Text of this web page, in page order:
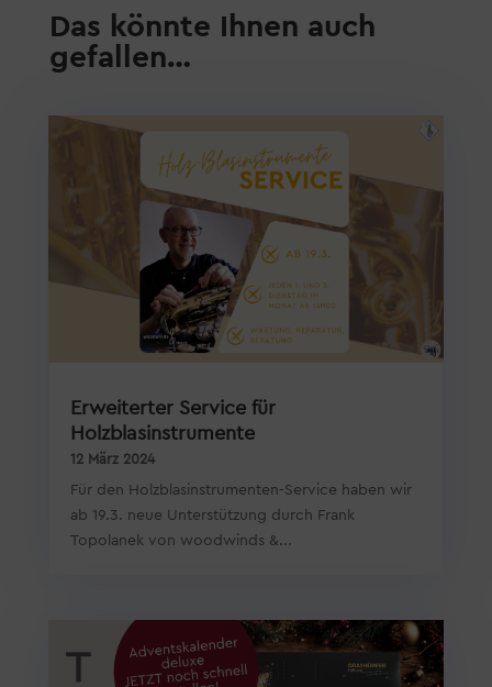
Das könnte Ihnen auch
gefallen…
Erweiterter Service für
Holzblasinstrumente
12 März 2024
Für den Holzblasinstrumenten-Service haben wir
ab 19.3. neue Unterstützung durch Frank
Topolanek von woodwinds &...